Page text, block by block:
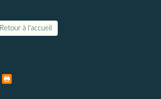
Retour à l'accueil